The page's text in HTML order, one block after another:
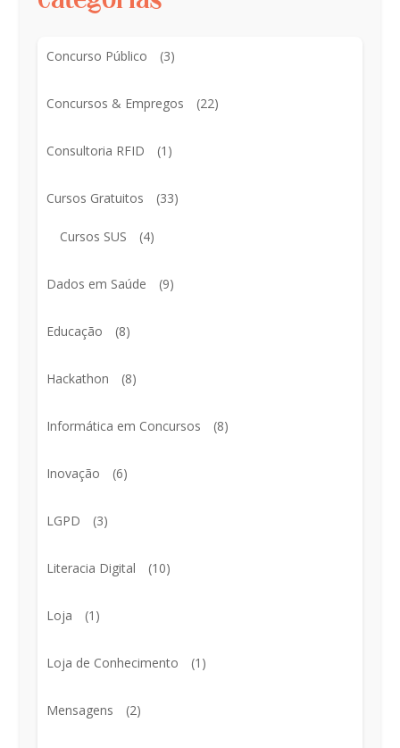
Concurso Público (3)
Concursos & Empregos (22)
Consultoria RFID (1)
Cursos Gratuitos (33)
Cursos SUS (4)
Dados em Saúde (9)
Educação (8)
Hackathon (8)
Informática em Concursos (8)
Inovação (6)
LGPD (3)
Literacia Digital (10)
Loja (1)
Loja de Conhecimento (1)
Mensagens (2)